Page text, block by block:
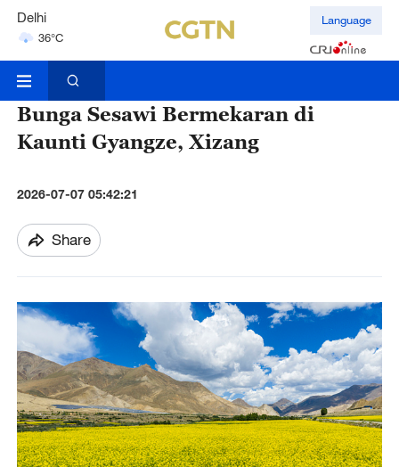
Hyderabad
42°C
Mumbai
Language
Bunga Sesawi Bermekaran di
Kaunti Gyangze, Xizang
2026-07-07 05:42:21
Share